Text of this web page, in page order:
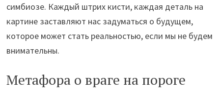
симбиозе. Каждый штрих кисти, каждая деталь на
картине заставляют нас задуматься о будущем,
которое может стать реальностью, если мы не будем
внимательны.
Метафора о враге на пороге